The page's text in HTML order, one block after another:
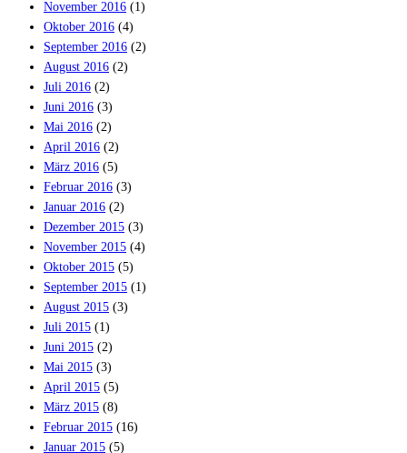
November 2016 (1)
Oktober 2016 (4)
September 2016 (2)
August 2016 (2)
Juli 2016 (2)
Juni 2016 (3)
Mai 2016 (2)
April 2016 (2)
März 2016 (5)
Februar 2016 (3)
Januar 2016 (2)
Dezember 2015 (3)
November 2015 (4)
Oktober 2015 (5)
September 2015 (1)
August 2015 (3)
Juli 2015 (1)
Juni 2015 (2)
Mai 2015 (3)
April 2015 (5)
März 2015 (8)
Februar 2015 (16)
Januar 2015 (5)